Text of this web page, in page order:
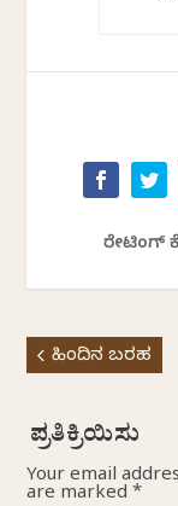
ರೇಟಿಂಗ್
ಹಿಂದಿನ ಬರಹ
Your email
are marked*